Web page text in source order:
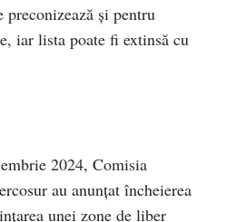
și pentru
iar lista poate fi extinsă cu
2024, Comisia
au anunțat încheierea
unei zone de liber